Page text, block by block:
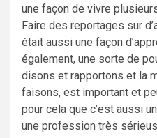
une façon de vivre
Faire des reportages sur
était aussi une façon
également, une sorte de
disons et rapportons et la
faisons, est important et
pour cela que c’est aussi
une profession très